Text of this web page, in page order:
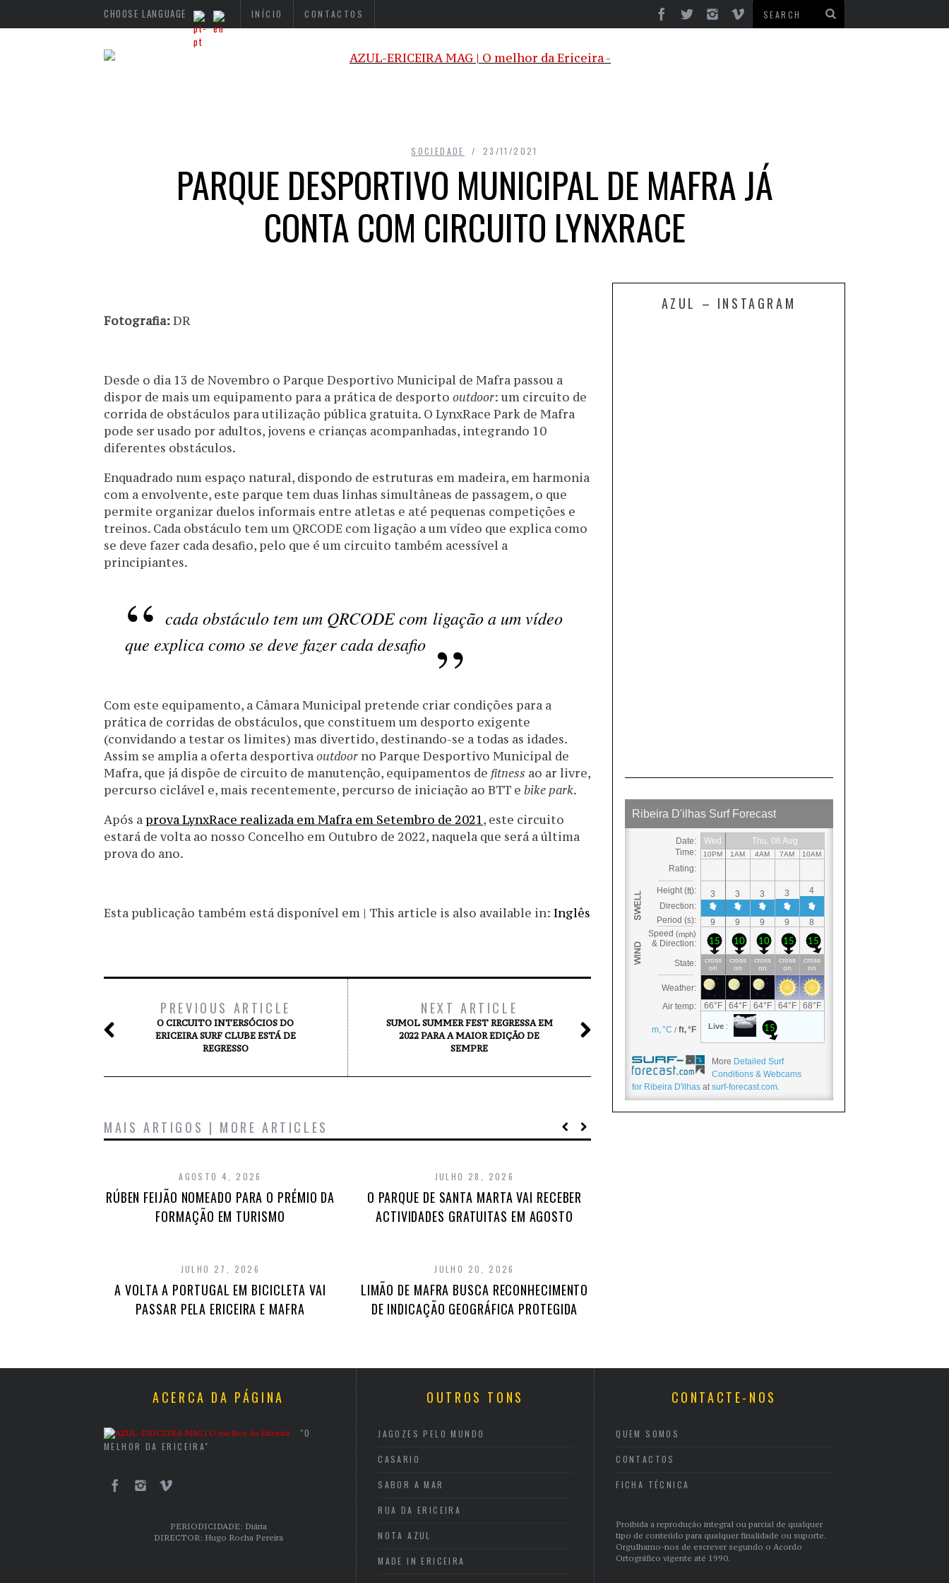
CHOOSE LANGUAGE INÍCIO CONTACTOS
SOCIEDADE 23/11/2021
PARQUE DESPORTIVO MUNICIPAL DE MAFRA JÁ
CONTA COM CIRCUITO LYNXRACE
Fotografia:DR
Desde o dia 13 de Novembro o Parque Desportivo Municipal de Mafra passou a
dispor de mais um equipamento para a prática de desporto outdoor: um circuito de
corrida de obstáculos para utilização pública gratuita. O LynxRace Park de Mafra
pode ser usado por adultos, jovens e crianças acompanhadas, integrando 10
diferentes obstáculos.
Enquadrado num espaço natural, dispondo de estruturas em madeira, em harmonia
com a envolvente, este parque tem duas linhas simultâneas de passagem, o que
permite organizar duelos informais entre atletas e até pequenas competições e
treinos. Cada obstáculo tem um QRCODE com ligação a um vídeo que explica como
se deve fazer cada desafio, pelo que é um circuito também acessível a
principiantes.
cada obstáculo tem um QRCODE com ligação a um vídeo
que explica como se deve fazer cada desafio
Com este equipamento, a Câmara Municipal pretende criar condições para a
prática de corridas de obstáculos, que constituem um desporto exigente
(convidando a testar os limites) mas divertido, destinando-se a todas as idades.
Assim se amplia a oferta desportivaoutdoorno Parque Desportivo Municipal de
Mafra, que já dispõe de circuito de manutenção, equipamentos de fitness ao ar livre,
percurso ciclável e, mais recentemente, percurso de iniciação ao BTT e bike park.
Após aprova LynxRace realizada em Mafra em Setembro de 2021, este circuito
estará de volta ao nosso Concelho em Outubro de 2022, naquela que será a última
prova do ano.
Esta publicação também está disponível em | This article is also available in: Inglês
PREVIOUS ARTICLE
O CIRCUITO INTERSÓCIOS DO
ERICEIRA SURF CLUBE ESTÁ DE
REGRESSO
NEXT ARTICLE
SUMOL SUMMER FEST REGRESSA EM
2022 PARA A MAIOR EDIÇÃO DE
SEMPRE
MAIS ARTIGOS | MORE ARTICLES
AGOSTO 4, 2026
RÚBEN FEIJÃO NOMEADO PARA O PRÉMIO DA
FORMAÇÃO EM TURISMO
JULHO 28, 2026
O PARQUE DE SANTA MARTA VAI RECEBER
ACTIVIDADES GRATUITAS EM AGOSTO
JULHO 27, 2026
A VOLTA A PORTUGAL EM BICICLETA VAI
PASSAR PELA ERICEIRA E MAFRA
JULHO 20, 2026
LIMÃO DE MAFRA BUSCA RECONHECIMENTO
DE INDICAÇÃO GEOGRÁFICA PROTEGIDA
AZUL – INSTAGRAM
More Detailed Surf
Conditions & Webcams
for Ribeira D'ilhas at surf-forecast.com.
ACERCA DA PÁGINA
"O
MELHOR DA ERICEIRA"
PERIODICIDADE: Diária
DIRECTOR: Hugo Rocha Pereira
OUTROS TONS
JAGOZES PELO MUNDO
CASARIO
SABOR A MAR
RUA DA ERICEIRA
NOTA AZUL
MADE IN ERICEIRA
CONTACTE-NOS
QUEM SOMOS
CONTACTOS
FICHA TÉCNICA
Proibida a reprodução integral ou parcial de qualquer
tipo de conteúdo para qualquer finalidade ou suporte.
Orgulhamo-nos de escrever segundo o Acordo
Ortográfico vigente até 1990.